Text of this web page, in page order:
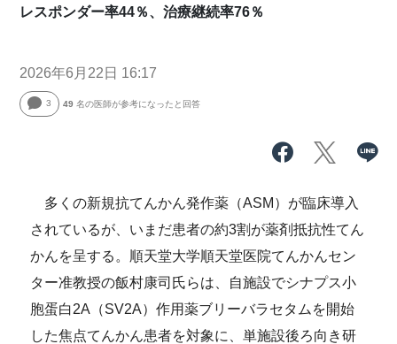
レスポンダー率44％、治療継続率76％
2026年6月22日 16:17
3 49 名の医師が参考になったと回答
多くの新規抗てんかん発作薬（ASM）が臨床導入
されているが、いまだ患者の約3割が薬剤抵抗性てん
かんを呈する。順天堂大学順天堂医院てんかんセン
ター准教授の飯村康司氏らは、自施設でシナプス小
胞蛋白2A（SV2A）作用薬ブリーバラセタムを開始
した焦点てんかん患者を対象に、単施設後ろ向き研